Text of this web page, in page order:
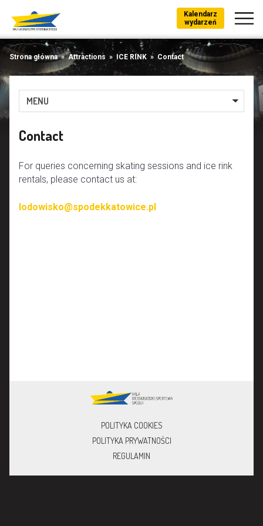
Kalendarz
wydarzeń
Strona główna»Attractions » ICE RINK »Contact
MENU
Contact
For queries concerning skating sessions and ice rink
rentals, please contact us at:
lodowisko@spodekkatowice.pl
POLITYKA COOKIES
POLITYKA PRYWATNOŚCI
REGULAMIN